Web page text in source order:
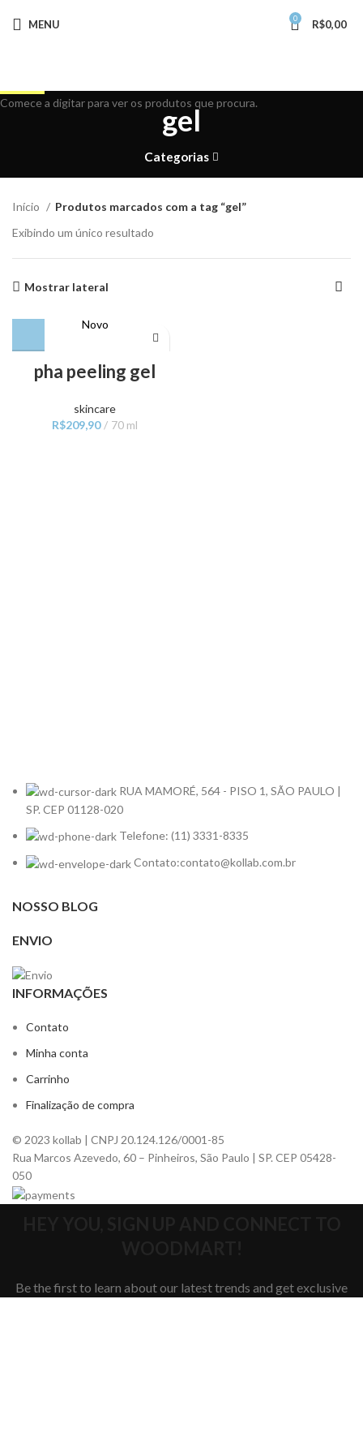
MENU 0 R$0,00
gel
Categorias
Início
Produtos marcados com a tag “gel”
Exibindo um único resultado
Mostrar lateral
Novo
pha peeling gel
skincare
R$209,90 70 ml
RUA MAMORÉ, 564 - PISO 1, SÃO PAULO |
SP. CEP 01128-020
Telefone: (11) 3331-8335
Contato:contato@kollab.com.br
NOSSO BLOG
ENVIO
INFORMAÇÕES
Contato
Minha conta
Carrinho
Finalização de compra
© 2023 kollab | CNPJ 20.124.126/0001-85
Rua Marcos Azevedo, 60 – Pinheiros, São Paulo | SP. CEP 05428-
050
Be the first to learn about our latest trends and get exclusive
Comece a digitar para ver os produtos que procura.